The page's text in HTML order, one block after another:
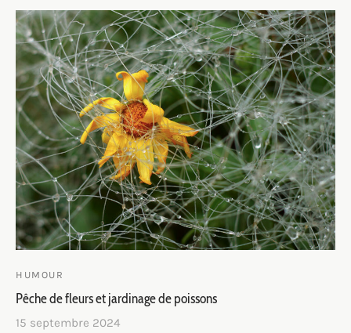
HUMOUR
Pêche de fleurs et jardinage de poissons
15 septembre 2024